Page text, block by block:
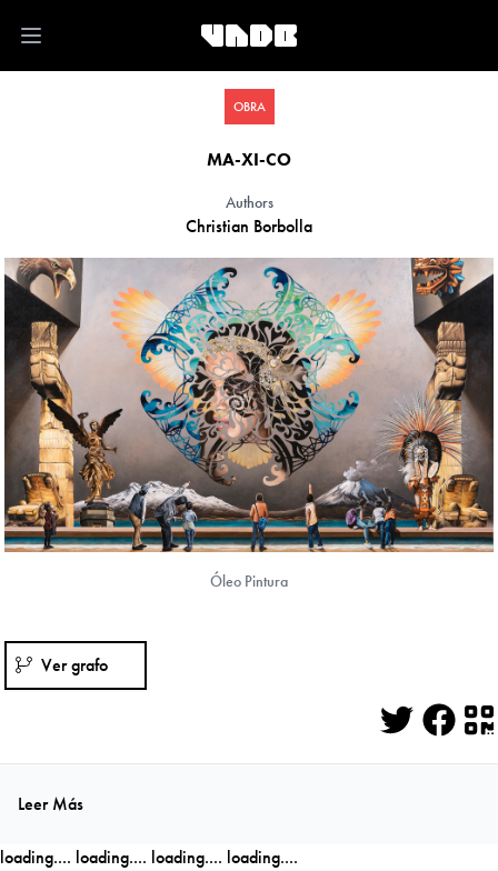
Open main menu
OBRA
MA-XI-CO
Authors
Christian Borbolla
Óleo Pintura
Ver grafo
Twitter
Leer Más
loading.... loading.... loading.... loading....